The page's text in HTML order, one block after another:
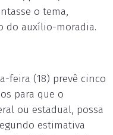
o tema,
do auxílio-moradia.
feira (18) prevê cinco
para que o
ou estadual, possa
estimativa